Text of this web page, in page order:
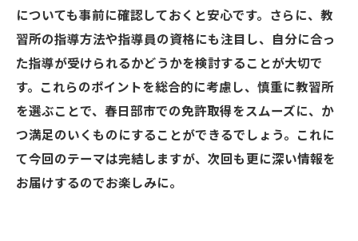
についても事前に確認しておくと安心です。さらに、教
習所の指導方法や指導員の資格にも注目し、自分に合っ
た指導が受けられるかどうかを検討することが大切で
す。これらのポイントを総合的に考慮し、慎重に教習所
を選ぶことで、春日部市での免許取得をスムーズに、か
つ満足のいくものにすることができるでしょう。これに
て今回のテーマは完結しますが、次回も更に深い情報を
お届けするのでお楽しみに。